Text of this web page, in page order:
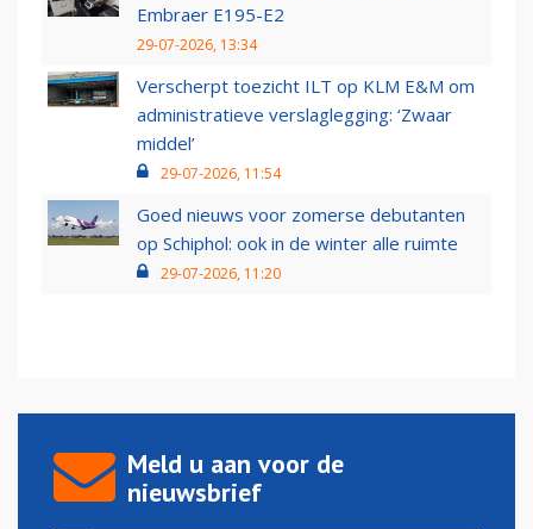
Embraer E195-E2
29-07-2026, 13:34
Verscherpt toezicht ILT op KLM E&M om
administratieve verslaglegging: ‘Zwaar
middel’
29-07-2026, 11:54
Goed nieuws voor zomerse debutanten
op Schiphol: ook in de winter alle ruimte
29-07-2026, 11:20
Meld u aan voor de
nieuwsbrief